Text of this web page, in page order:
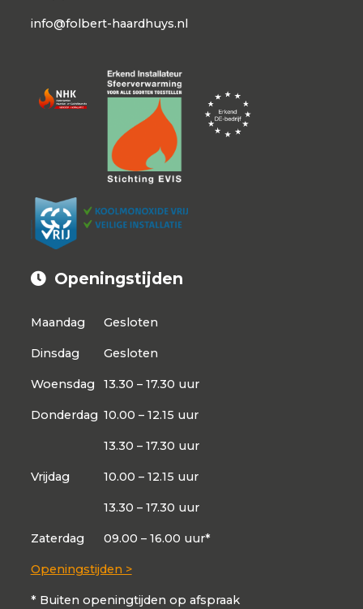
info@folbert-haardhuys.nl
Openingstijden
Maandag Gesloten
Dinsdag Gesloten
Woensdag 13.30 – 17.30 uur
Donderdag 10.00 – 12.15 uur
13.30 – 17.30 uur
Vrijdag 10.00 – 12.15 uur
13.30 – 17.30 uur
Zaterdag 09.00 – 16.00 uur*
Openingstijden >
* Buiten openingtijden op afspraak